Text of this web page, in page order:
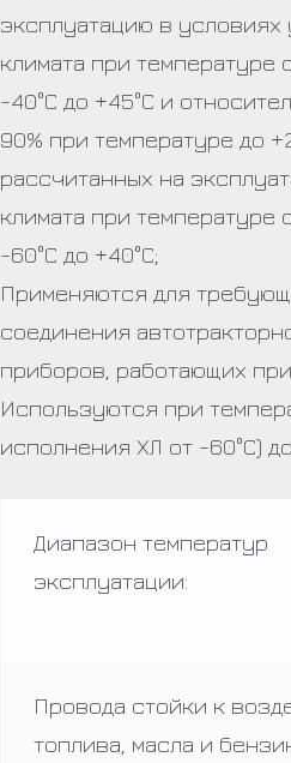
эксплуатацию в
климата при
-40°С до +45°С и
90% при температуре до
рассчитанных на
климата при
-60°С до +40°С;
Применяются для
соединения
приборов, работающих
Используются при
исполнения ХЛ от -60°С) до
Диапазон температур
эксплуатации:
Провода стойки к
топлива, масла и